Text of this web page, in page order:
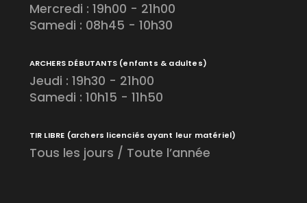
Mercredi : 19h00 - 21h00
Samedi : 08h45 - 10h30
ARCHERS DÉBUTANTS (enfants & adultes)
Jeudi : 19h30 - 21h00
Samedi : 10h15 - 11h50
TIR LIBRE (archers licenciés ayant leur matériel)
Tous les jours / Toute l’année